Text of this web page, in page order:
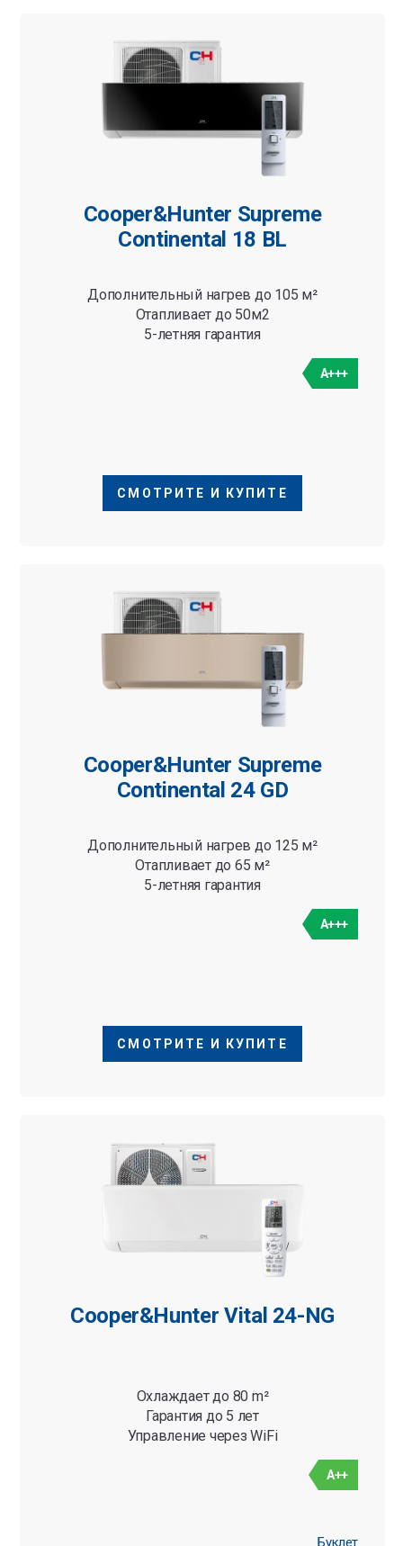
Cooper&Hunter Supreme
Continental 18 BL
Дополнительный нагрев до 105 м²
Отапливает до 50м2
5-летняя гарантия
A+++
СМОТРИТЕ И КУПИТЕ
Cooper&Hunter Supreme
Continental 24 GD
Дополнительный нагрев до 125 м²
Отапливает до 65 м²
5-летняя гарантия
A+++
СМОТРИТЕ И КУПИТЕ
Cooper&Hunter Vital 24-NG
Охлаждает до 80 m²
Гарантия до 5 лет
Управление через WiFi
A++
Буклет